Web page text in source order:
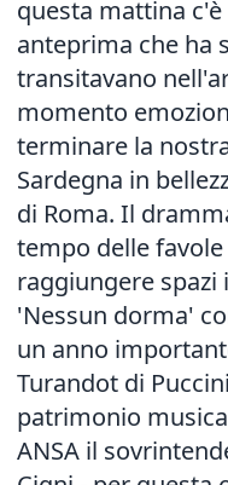
questa mattina c'è
anteprima che ha
transitavano
momento
terminare la
Sardegna in
di Roma. Il
tempo delle
raggiungere
'Nessun dorma'
un anno
Turandot di
patrimonio
ANSA il